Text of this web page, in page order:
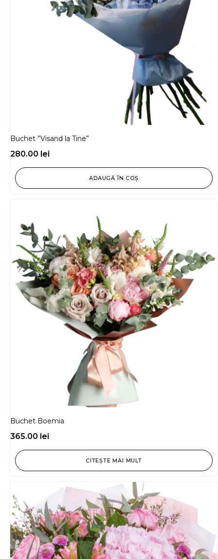
Buchet ”Visand la Tine”
280.00 lei
ADAUGĂ ÎN COȘ
Buchet Boemia
365.00 lei
CITEȘTE MAI MULT